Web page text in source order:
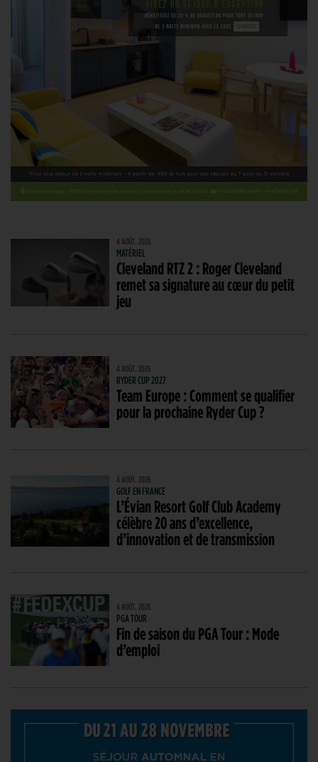
4 AOÛT. 2026
MATÉRIEL
Cleveland RTZ 2 : Roger Cleveland
remet sa signature au cœur du petit
jeu
4 AOÛT. 2026
RYDER CUP 2027
Team Europe : Comment se qualifier
pour la prochaine Ryder Cup ?
4 AOÛT. 2026
GOLF EN FRANCE
L’Évian Resort Golf Club Academy
célèbre 20 ans d’excellence,
d’innovation et de transmission
4 AOÛT. 2026
PGA TOUR
Fin de saison du PGA Tour : Mode
d’emploi